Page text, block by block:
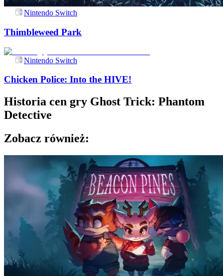
Nintendo Switch
Thimbleweed Park
Nintendo Switch
Chicken Police: Into the HIVE!
Historia cen gry Ghost Trick: Phantom
Detective
Zobacz również: